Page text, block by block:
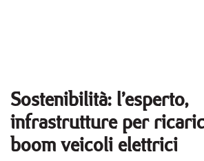
Sostenibilità: l’esperto,
infrastrutture per
boom veicoli elettrici